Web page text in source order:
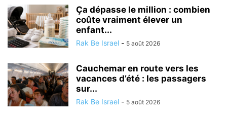
Ça dépasse le million : combien
coûte vraiment élever un
enfant...
Rak Be Israel - 5 août 2026
Cauchemar en route vers les
vacances d’été : les passagers
sur...
Rak Be Israel - 5 août 2026